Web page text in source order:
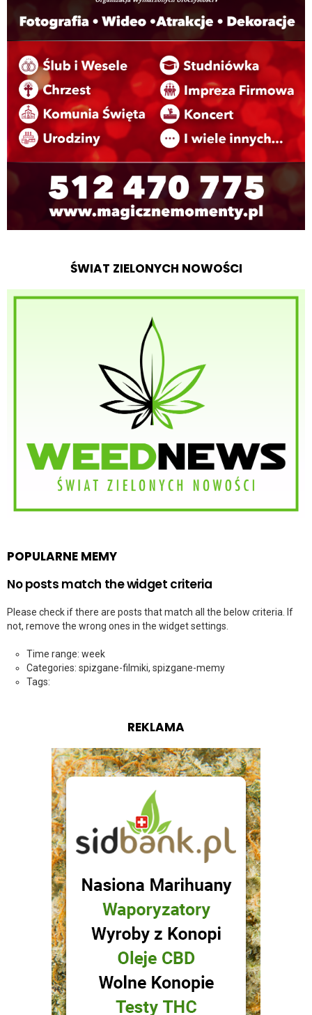
ŚWIAT ZIELONYCH NOWOŚCI
POPULARNE MEMY
No posts match the widget criteria
Please check if there are posts that match all the below criteria. If
not, remove the wrong ones in the widget settings.
Time range: week
Categories: spizgane-filmiki, spizgane-memy
Tags:
REKLAMA